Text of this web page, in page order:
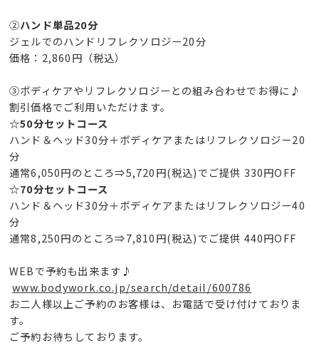
②ハンド単品20分
ジェルでのハンドリフレクソロジー20分
価格：2,860円（税込）
③ボディケアやリフレクソロジーとの組み合わせでお得に♪
割引価格でご利用いただけます。
☆50分セットコース
ハンド＆ヘッド30分＋ボディケアまたはリフレクソロジー20
分
通常6,050円のところ⇒5,720円(税込)でご提供 330円OFF
☆70分セットコース
ハンド＆ヘッド30分＋ボディケアまたはリフレクソロジー40
分
通常8,250円のところ⇒7,810円(税込)でご提供 440円OFF
WEBで予約も出来ます♪
www.bodywork.co.jp/search/detail/600786
お二人様以上ご予約のお客様は、お電話で受け付けておりま
す。
ご予約お待ちしております。